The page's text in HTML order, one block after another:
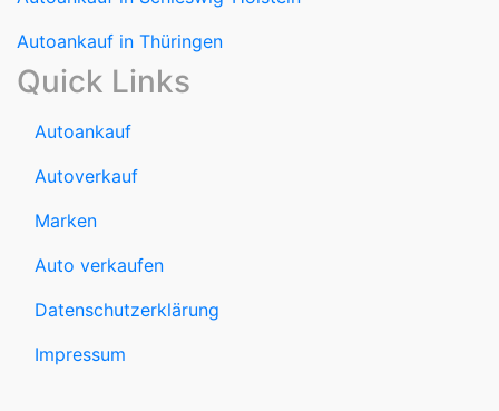
Autoankauf in Thüringen
Quick Links
Autoankauf
Autoverkauf
Marken
Auto verkaufen
Datenschutzerklärung
Impressum